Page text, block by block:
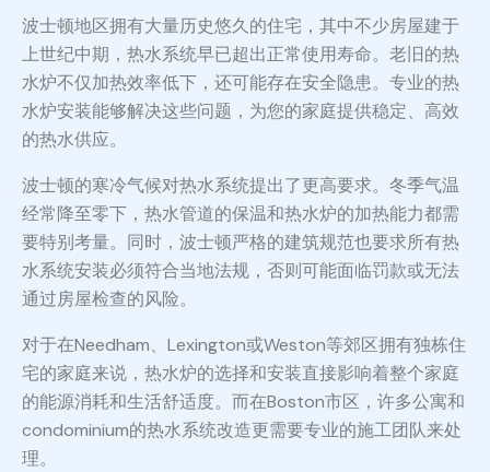
波士顿地区拥有大量历史悠久的住宅，其中不少房屋建于
上世纪中期，热水系统早已超出正常使用寿命。老旧的热
水炉不仅加热效率低下，还可能存在安全隐患。专业的热
水炉安装能够解决这些问题，为您的家庭提供稳定、高效
的热水供应。
波士顿的寒冷气候对热水系统提出了更高要求。冬季气温
经常降至零下，热水管道的保温和热水炉的加热能力都需
要特别考量。同时，波士顿严格的建筑规范也要求所有热
水系统安装必须符合当地法规，否则可能面临罚款或无法
通过房屋检查的风险。
对于在Needham、Lexington或Weston等郊区拥有独栋住
宅的家庭来说，热水炉的选择和安装直接影响着整个家庭
的能源消耗和生活舒适度。而在Boston市区，许多公寓和
condominium的热水系统改造更需要专业的施工团队来处
理。